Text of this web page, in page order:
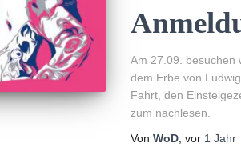
Am 27.09. besuchen
dem Erbe von
Fahrt, den
zum nachlesen.
Von WoD , vor 1 Jahr